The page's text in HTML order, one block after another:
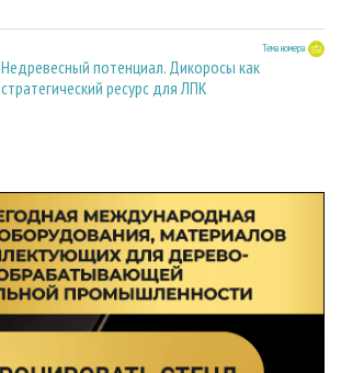
Тема номера
Недревесный потенциал. Дикоросы как
стратегический ресурс для ЛПК